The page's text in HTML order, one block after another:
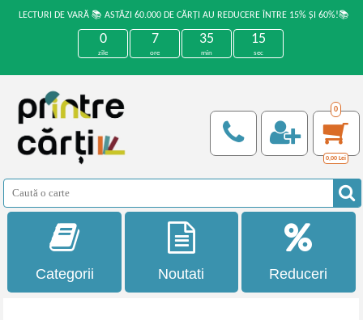
LECTURI DE VARĂ 📚 ASTĂZI 60.000 DE CĂRȚI AU REDUCERE ÎNTRE 15% ȘI 60%!📚
0
zile
7
ore
35
min
15
sec
0
0,00 Lei
Categorii Noutati Reduceri